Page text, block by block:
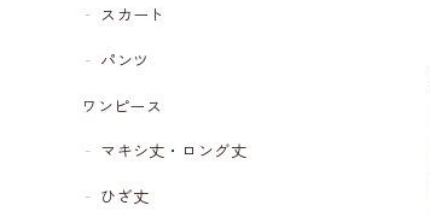
スカート
パンツ
ワンピース
マキシ丈・ロング丈
ひざ丈